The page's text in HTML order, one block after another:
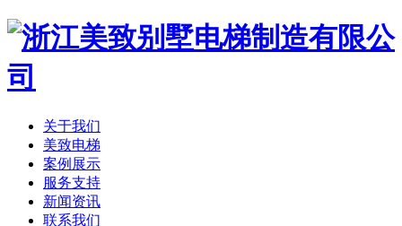
关于我们
美致电梯
案例展示
服务支持
新闻资讯
联系我们